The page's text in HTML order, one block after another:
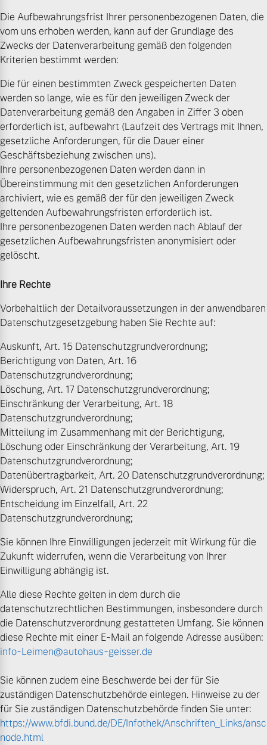
Die Aufbewahrungsfrist Ihrer personenbezogenen Daten, die
vom uns erhoben werden, kann auf der Grundlage des
Zwecks der Datenverarbeitung gemäß den folgenden
Kriterien bestimmt werden:
Die für einen bestimmten Zweck gespeicherten Daten
werden so lange, wie es für den jeweiligen Zweck der
Datenverarbeitung gemäß den Angaben in Ziffer 3 oben
erforderlich ist, aufbewahrt (Laufzeit des Vertrags mit Ihnen,
gesetzliche Anforderungen, für die Dauer einer
Geschäftsbeziehung zwischen uns).
Ihre personenbezogenen Daten werden dann in
Übereinstimmung mit den gesetzlichen Anforderungen
archiviert, wie es gemäß der für den jeweiligen Zweck
geltenden Aufbewahrungsfristen erforderlich ist.
Ihre personenbezogenen Daten werden nach Ablauf der
gesetzlichen Aufbewahrungsfristen anonymisiert oder
gelöscht.
Ihre Rechte
Vorbehaltlich der Detailvoraussetzungen in der anwendbaren
Datenschutzgesetzgebung haben Sie Rechte auf:
Auskunft, Art. 15 Datenschutzgrundverordnung;
Berichtigung von Daten, Art. 16
Datenschutzgrundverordnung;
Löschung, Art. 17 Datenschutzgrundverordnung;
Einschränkung der Verarbeitung, Art. 18
Datenschutzgrundverordnung;
Mitteilung im Zusammenhang mit der Berichtigung,
Löschung oder Einschränkung der Verarbeitung, Art. 19
Datenschutzgrundverordnung;
Datenübertragbarkeit, Art. 20 Datenschutzgrundverordnung;
Widerspruch, Art. 21 Datenschutzgrundverordnung;
Entscheidung im Einzelfall, Art. 22
Datenschutzgrundverordnung;
Sie können Ihre Einwilligungen jederzeit mit Wirkung für die
Zukunft widerrufen, wenn die Verarbeitung von Ihrer
Einwilligung abhängig ist.
Alle diese Rechte gelten in dem durch die
datenschutzrechtlichen Bestimmungen, insbesondere durch
die Datenschutzverordnung gestatteten Umfang. Sie können
diese Rechte mit einer E-Mail an folgende Adresse ausüben:
info-Leimen@autohaus-geisser.de
Sie können zudem eine Beschwerde bei der für Sie
zuständigen Datenschutzbehörde einlegen. Hinweise zu der
für Sie zuständigen Datenschutzbehörde finden Sie unter:
https://www.bfdi.bund.de/DE/Infothek/Anschriften_Links/
node.html